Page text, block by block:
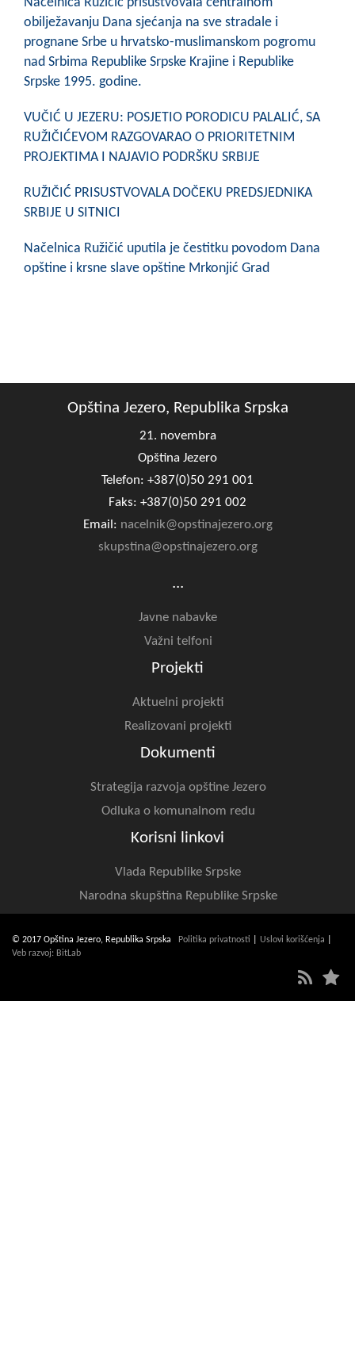
obilježavanju Dana sjećanja na sve stradale i
prognane Srbe u hrvatsko-muslimanskom pogromu
nad Srbima Republike Srpske Krajine i Republike
Srpske 1995. godine.
VUČIĆ U JEZERU: POSJETIO PORODICU PALALIĆ, SA
RUŽIČIĆEVOM RAZGOVARAO O PRIORITETNIM
PROJEKTIMA I NAJAVIO PODRŠKU SRBIJE
RUŽIČIĆ PRISUSTVOVALA DOČEKU PREDSJEDNIKA
SRBIJE U SITNICI
Načelnica Ružičić uputila je čestitku povodom Dana
opštine i krsne slave opštine Mrkonjić Grad
Opština Jezero, Republika Srpska
21. novembra
Opština Jezero
Telefon: +387(0)50 291 001
Faks: +387(0)50 291 002
Email: nacelnik@opstinajezero.org
skupstina@opstinajezero.org
...
Javne nabavke
Važni telfoni
Projekti
Aktuelni projekti
Realizovani projekti
Dokumenti
Strategija razvoja opštine Jezero
Odluka o komunalnom redu
Korisni linkovi
Vlada Republike Srpske
Narodna skupština Republike Srpske
© 2017 Opština Jezero, Republika Srpska Politika privatnosti Uslovi korišćenja
Veb razvoj: BitLab